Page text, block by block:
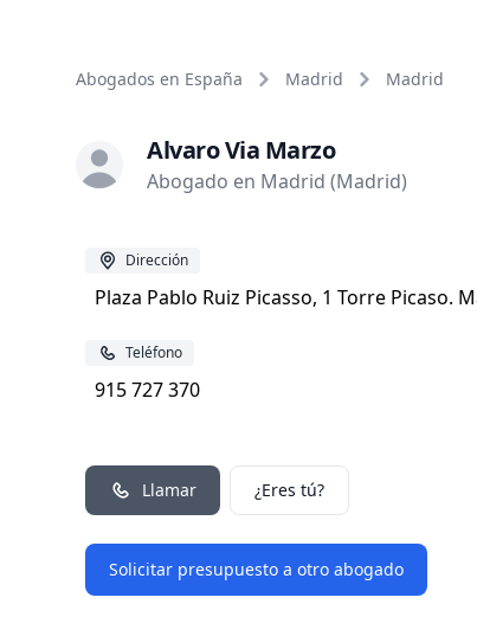
Abogados en España Madrid Madrid
Alvaro Via Marzo
Abogado en Madrid (Madrid)
Dirección
Plaza Pablo Ruiz Picasso, 1 Torre Picaso.
Teléfono
915 727 370
Llamar ¿Eres tú?
Solicitar presupuesto a otro abogado